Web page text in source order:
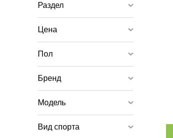
Раздел
Цена
Пол
Бренд
Модель
Вид спорта